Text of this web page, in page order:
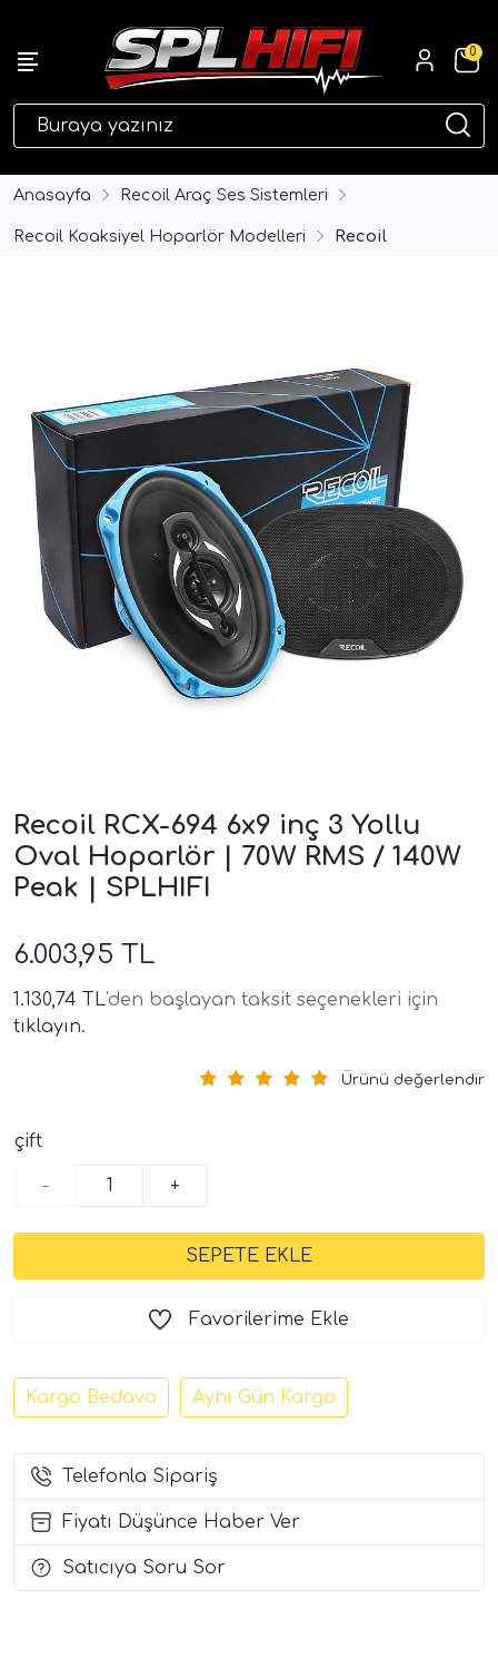
0
Anasayfa Recoil Araç Ses Sistemleri
Recoil Koaksiyel Hoparlör Modelleri Recoil
Modelleri
Setleri)
Recoil RCX-694 6x9 inç 3 Yollu
Oval Hoparlör | 70W RMS / 140W
Peak | SPLHIFI
6.003,95 TL
1.130,74 TL'den başlayan taksit seçenekleri için
tıklayın.
Ürünü değerlendir
çift
- +
Favorilerime Ekle
Kargo Bedava Aynı Gün Kargo
Telefonla Sipariş
Fiyatı Düşünce Haber Ver
Satıcıya Soru Sor